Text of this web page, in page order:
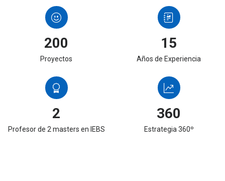
200
Proyectos
15
Años de Experiencia
2
Profesor de 2 masters en IEBS
360
Estrategia 360º